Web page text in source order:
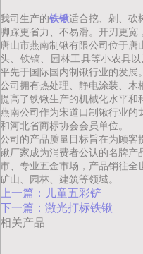
我司生产的铁锹适合挖、剁、砍
脚踩更省力、不易滑。开刃更宽
唐山市燕南制锹有限公司位于
头、铁镐、园林工具等小农具
平先于国际国内制锹行业的发展。
公司拥有热处理、静电涂装、
提高了铁锹生产的机械化水平和
燕南公司作为宋道口制锹行业
和河北省商标协会会员单位。
公司的产品质量目标旨在为顾
锹厂家成为消费者公认的名牌产
市、专业五金市场，产品销往全
矿山、园林、建筑等领域。
上一篇：儿童五彩铲
下一篇：激光打标铁锹
相关产品